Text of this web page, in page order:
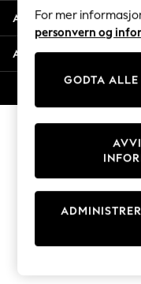
Trending:
Toy Story
THE SET
Coats &
Sweatshirts
Knitwear
Cardigans
Dresses
Sets & Outfits
T-Shirts
Avdelinger
Andre tjenester
For mer
personvern og
GODTA